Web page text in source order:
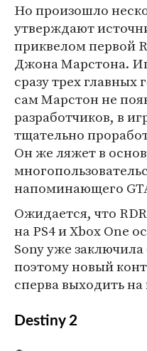
Но произошло
утверждают
приквелом первой
Джона Марстона.
сразу трех главных
сам Марстон не
разработчиков, в
тщательно
Он же ляжет в
напоминающего
Ожидается, что
на PS4 и Xbox One
Sony уже
поэтому новый
сперва выходить на
Destiny 2